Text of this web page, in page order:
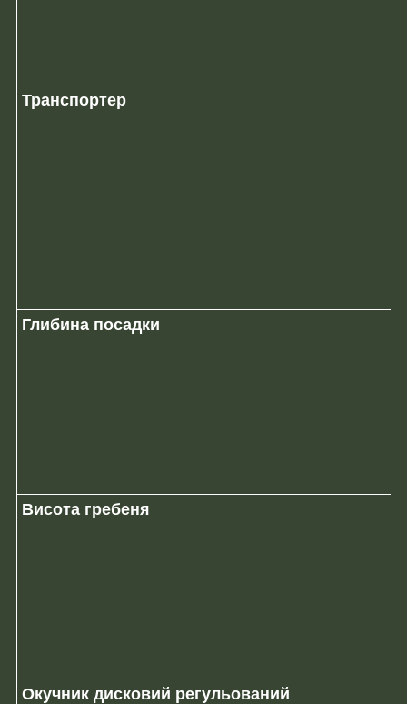
Транспортер
Глибина посадки
Висота гребеня
Окучник дисковий регульований